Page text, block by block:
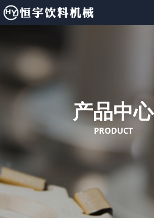
产品中心
PRODUCT